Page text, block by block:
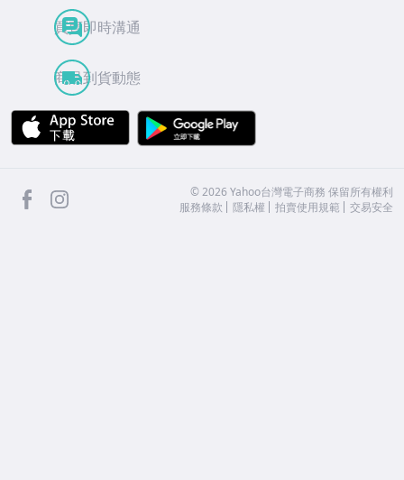
買賣即時溝通
商品到貨動態
APP Store
facebook ©2026 Yahoo台灣電子商務 保留所有權利
服務條款
隱私權 拍賣使用規範 交易安全